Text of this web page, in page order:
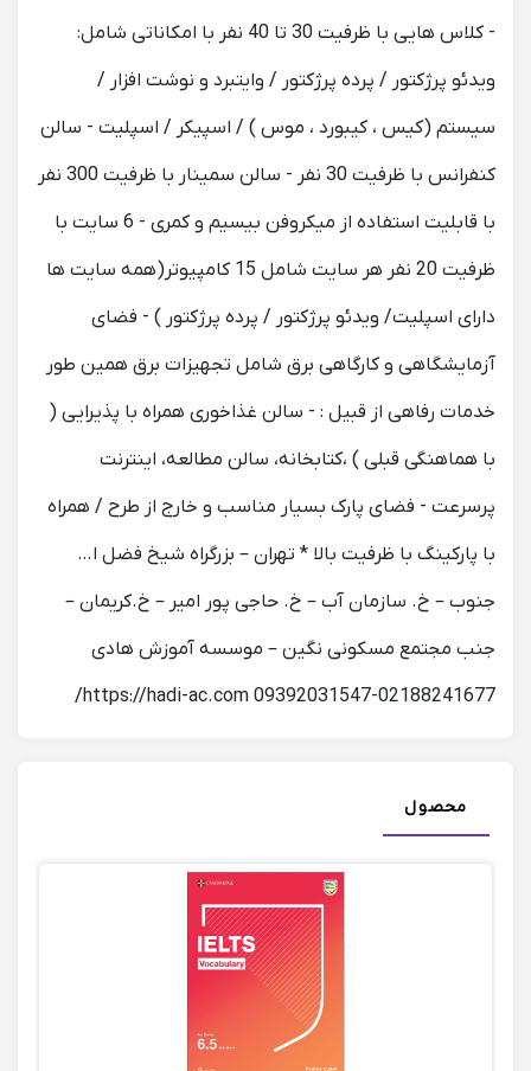
- کلاس هایی با ظرفیت 30 تا 40 نفر با امکاناتی شامل:
ویدئو پرژکتور / پرده پرژکتور / وایتبرد و نوشت افزار /
سیستم (کیس ، کیبورد ، موس ) / اسپیکر / اسپلیت - سالن
کنفرانس با ظرفیت 30 نفر - سالن سمینار با ظرفیت 300 نفر
با قابلیت استفاده از میکروفن بیسیم و کمری - 6 سایت با
ظرفیت 20 نفر هر سایت شامل 15 کامپیوتر(همه سایت ها
دارای اسپلیت/ ویدئو پرژکتور / پرده پرژکتور ) - فضای
آزمایشگاهی و کارگاهی برق شامل تجهیزات برق همین طور
خدمات رفاهی از قبیل : - سالن غذاخوری همراه با پذیرایی (
با هماهنگی قبلی ) ،کتابخانه، سالن مطالعه، اینترنت
پرسرعت - فضای پارک بسیار مناسب و خارج از طرح / همراه
با پارکینگ با ظرفیت بالا * تهران – بزرگراه شیخ فضل ا…
جنوب – خ. سازمان آب – خ. حاجی پور امیر – خ.کریمان –
جنب مجتمع مسکونی نگین – موسسه آموزش هادی
02188241677-09392031547 https://hadi-ac.com/
محصول